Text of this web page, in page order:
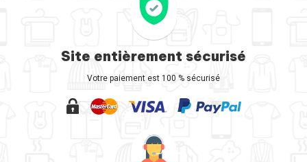
Site entièrement sécurisé
Votre paiement est 100 % sécurisé